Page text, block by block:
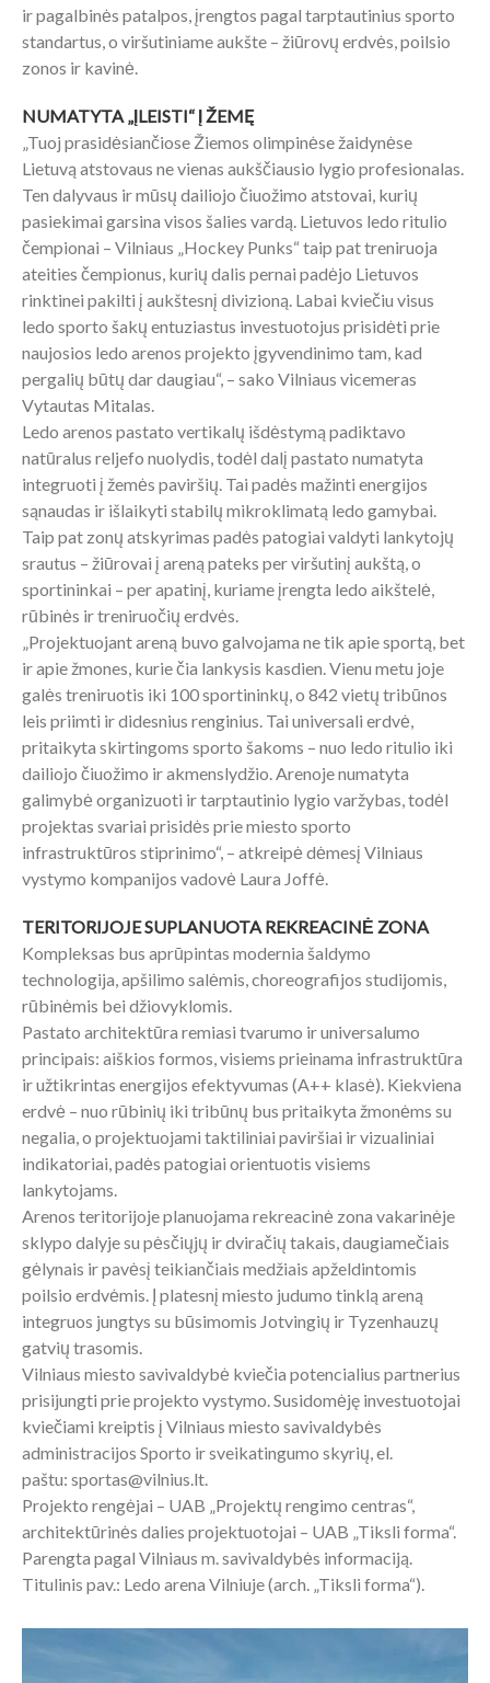
ir pagalbinės patalpos, įrengtos pagal tarptautinius sporto
standartus, o viršutiniame aukšte – žiūrovų erdvės, poilsio
zonos ir kavinė.
NUMATYTA „ĮLEISTI“ Į ŽEMĘ
„Tuoj prasidėsiančiose Žiemos olimpinėse žaidynėse
Lietuvą atstovaus ne vienas aukščiausio lygio profesionalas.
Ten dalyvaus ir mūsų dailiojo čiuožimo atstovai, kurių
pasiekimai garsina visos šalies vardą. Lietuvos ledo ritulio
čempionai – Vilniaus „Hockey Punks“ taip pat treniruoja
ateities čempionus, kurių dalis pernai padėjo Lietuvos
rinktinei pakilti į aukštesnį divizioną. Labai kviečiu visus
ledo sporto šakų entuziastus investuotojus prisidėti prie
naujosios ledo arenos projekto įgyvendinimo tam, kad
pergalių būtų dar daugiau“, – sako Vilniaus vicemeras
Vytautas Mitalas.
Ledo arenos pastato vertikalų išdėstymą padiktavo
natūralus reljefo nuolydis, todėl dalį pastato numatyta
integruoti į žemės paviršių. Tai padės mažinti energijos
sąnaudas ir išlaikyti stabilų mikroklimatą ledo gamybai.
Taip pat zonų atskyrimas padės patogiai valdyti lankytojų
srautus – žiūrovai į areną pateks per viršutinį aukštą, o
sportininkai – per apatinį, kuriame įrengta ledo aikštelė,
rūbinės ir treniruočių erdvės.
„Projektuojant areną buvo galvojama ne tik apie sportą, bet
ir apie žmones, kurie čia lankysis kasdien. Vienu metu joje
galės treniruotis iki 100 sportininkų, o 842 vietų tribūnos
leis priimti ir didesnius renginius. Tai universali erdvė,
pritaikyta skirtingoms sporto šakoms – nuo ledo ritulio iki
dailiojo čiuožimo ir akmenslydžio. Arenoje numatyta
galimybė organizuoti ir tarptautinio lygio varžybas, todėl
projektas svariai prisidės prie miesto sporto
infrastruktūros stiprinimo“, – atkreipė dėmesį Vilniaus
vystymo kompanijos vadovė Laura Joffė.
TERITORIJOJE SUPLANUOTA REKREACINĖ ZONA
Kompleksas bus aprūpintas modernia šaldymo
technologija, apšilimo salėmis, choreografijos studijomis,
rūbinėmis bei džiovyklomis.
Pastato architektūra remiasi tvarumo ir universalumo
principais: aiškios formos, visiems prieinama infrastruktūra
ir užtikrintas energijos efektyvumas (A++ klasė). Kiekviena
erdvė – nuo rūbinių iki tribūnų bus pritaikyta žmonėms su
negalia, o projektuojami taktiliniai paviršiai ir vizualiniai
indikatoriai, padės patogiai orientuotis visiems
lankytojams.
Arenos teritorijoje planuojama rekreacinė zona vakarinėje
sklypo dalyje su pėsčiųjų ir dviračių takais, daugiamečiais
gėlynais ir pavėsį teikiančiais medžiais apželdintomis
poilsio erdvėmis. Į platesnį miesto judumo tinklą areną
integruos jungtys su būsimomis Jotvingių ir Tyzenhauzų
gatvių trasomis.
Vilniaus miesto savivaldybė kviečia potencialius partnerius
prisijungti prie projekto vystymo. Susidomėję investuotojai
kviečiami kreiptis į Vilniaus miesto savivaldybės
administracijos Sporto ir sveikatingumo skyrių, el.
paštu: sportas@vilnius.lt.
Projekto rengėjai – UAB „Projektų rengimo centras“,
architektūrinės dalies projektuotojai – UAB „Tiksli forma“.
Parengta pagal Vilniaus m. savivaldybės informaciją.
Titulinis pav.: Ledo arena Vilniuje (arch. „Tiksli forma“).